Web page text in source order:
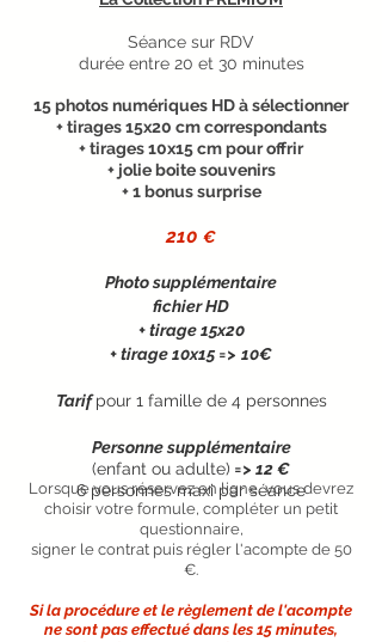
Séance sur RDV
durée entre 20 et 30 minutes
15 photos numériques HD à sélectionner
+ tirages 15x20 cm correspondants
+ tirages 10x15 cm pour offrir
+ jolie boite souvenirs
+ 1 bonus surprise
210 €
Photo supplémentaire
fichier HD
+ tirage 15x20
+ tirage 10x15 => 10€
Tarifpour 1 famille de 4 personnes
Personne supplémentaire
(enfant ou adulte) => 12 €
6 personnes maxi par séance
Lorsque vous réservez en ligne, vous devrez
choisir votre formule, compléter un petit
questionnaire,
signer le contrat puis régler l'acompte de 50
€.
Si la procédure et le règlement de l'acompte
ne sont pas effectué dans les 15 minutes,